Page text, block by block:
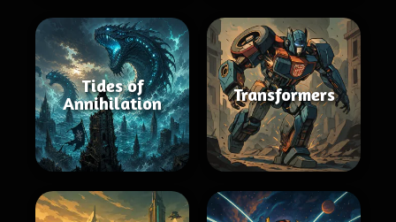
Tides of
Annihilation
Transformers